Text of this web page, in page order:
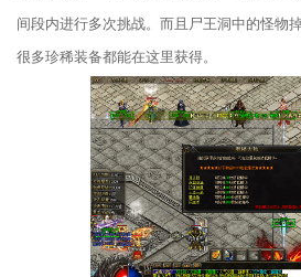
间段内进行多次挑战。而且尸王洞中的怪物
很多珍稀装备都能在这里获得。